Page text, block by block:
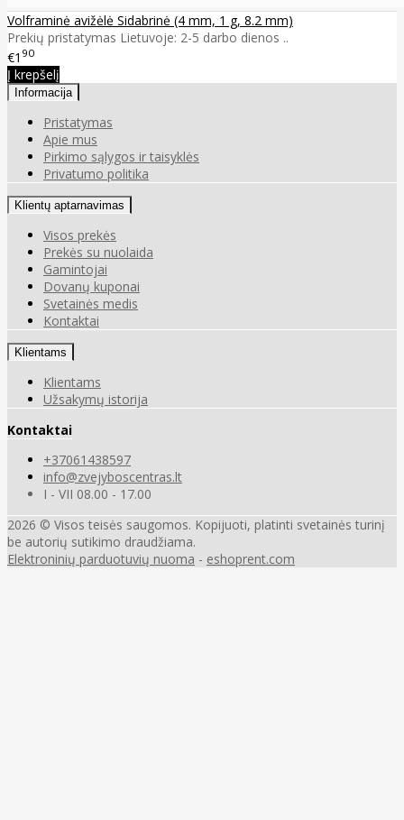
Volframinė avižėlė Sidabrinė (4 mm, 1 g, 8.2 mm)
Prekių pristatymas Lietuvoje: 2-5 darbo dienos ..
€1 90
Į krepšelį
Informacija
Pristatymas
Apie mus
Pirkimo sąlygos ir taisyklės
Privatumo politika
Klientų aptarnavimas
Visos prekės
Prekės su nuolaida
Gamintojai
Dovanų kuponai
Svetainės medis
Kontaktai
Klientams
Klientams
Užsakymų istorija
Kontaktai
+37061438597
info@zvejyboscentras.lt
I - VII 08.00 - 17.00
2026 © Visos teisės saugomos. Kopijuoti, platinti svetainės turinį
be autorių sutikimo draudžiama.
Elektroninių parduotuvių nuoma - eshoprent.com